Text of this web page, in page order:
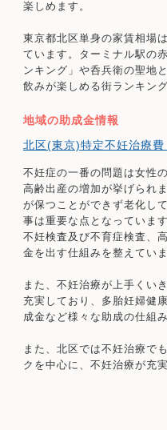
楽しめます。
東京都北区単身の家賃相場
ています。ターミナル駅の
ンキング」や呑兵衛の聖地
飲みが楽しめる街ランキン
地域の助成金情報
北区(東京)特定不妊治療
不妊症の一番の問題は女性
高齢出産の増加が挙げられ
が保つことができず老化し
事は重要な点となっていま
不妊検査及び不育症検査、
金を出す仕組みを整えていま
また、不妊治療が上手くい
充実しており、多胎妊婦健
成金など様々な助成の仕組
また、北区では不妊治療で
クを中心に、不妊治療が充